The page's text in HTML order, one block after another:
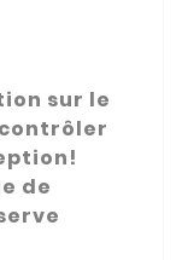
sur le
contrôler
de